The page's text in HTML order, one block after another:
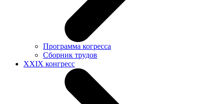
Программа когресса
Сборник трудов
XXIX конгресс